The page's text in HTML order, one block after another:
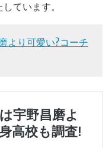
ています。
より可愛い?コーチ